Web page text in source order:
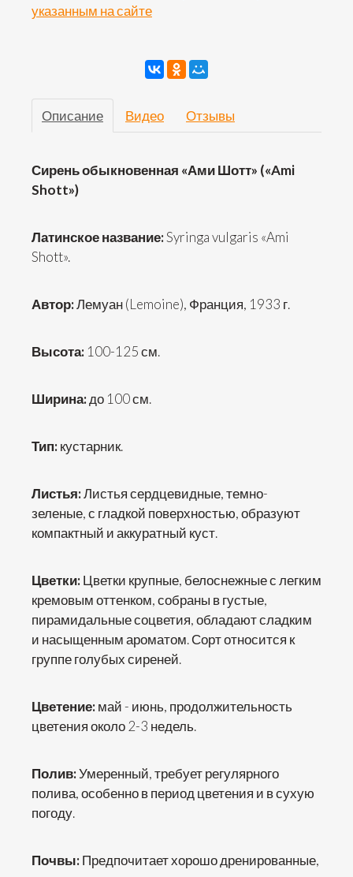
указанным на сайте
Описание Видео Отзывы
Сирень обыкновенная «Ами Шотт» («Ami
Shott»)
Латинское название:Syringa vulgaris «Ami
Shott».
Автор:Лемуан (Lemoine), Франция, 1933 г.
Высота: 100-125 см.
Ширина:до 100 см.
Тип:кустарник.
Листья:Листья сердцевидные, темно-
зеленые, с гладкой поверхностью, образуют
компактный и аккуратный куст.
Цветки:Цветки крупные, белоснежные с легким
кремовым оттенком, собраны в густые,
пирамидальные соцветия, обладают сладким
и насыщенным ароматом. Сорт относится к
группе голубых сиреней.
Цветение:май - июнь, продолжительность
цветения около 2-3 недель.
Полив:Умеренный, требует регулярного
полива, особенно в период цветения и в сухую
погоду.
Почвы:Предпочитает хорошо дренированные,